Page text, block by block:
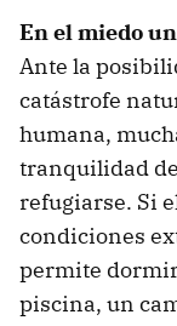
En el miedo
Ante la
catástrofe
humana,
tranquilidad
refugiarse. Si
condiciones
permite
piscina, un